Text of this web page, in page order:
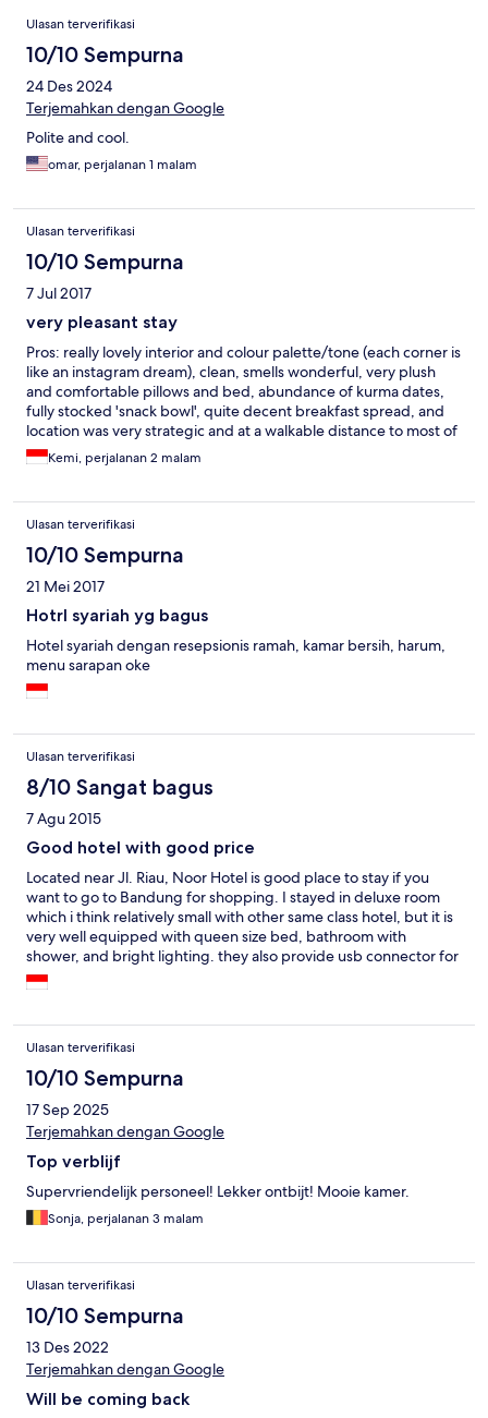
Ulasan
Ulasan terverifikasi
10/10 Sempurna
24 Des 2024
Terjemahkan dengan Google
Polite and cool.
omar, perjalanan 1 malam
Ulasan terverifikasi
10/10 Sempurna
7 Jul 2017
very pleasant stay
Pros: really lovely interior and colour palette/tone (each corner is
like an instagram dream), clean, smells wonderful, very plush
and comfortable pillows and bed, abundance of kurma dates,
fully stocked 'snack bowl', quite decent breakfast spread, and
location was very strategic and at a walkable distance to most of
the spots in Jl Riau. Cons: not much to say really - perhaps just
that the rooms aren't as spacious as some other hotels (but it is a
Kemi, perjalanan 2 malam
Ulasan terverifikasi
10/10 Sempurna
21 Mei 2017
Hotrl syariah yg bagus
Hotel syariah dengan resepsionis ramah, kamar bersih, harum,
menu sarapan oke
Ulasan terverifikasi
8/10 Sangat bagus
7 Agu 2015
Good hotel with good price
Located near Jl. Riau, Noor Hotel is good place to stay if you
want to go to Bandung for shopping. I stayed in deluxe room
which i think relatively small with other same class hotel, but it is
very well equipped with queen size bed, bathroom with
shower, and bright lighting. they also provide usb connector for
you to charge your gadget. The room is clean, and they give
comfy fragrance for the isle. Breakfast variety in my opinion is
Ulasan terverifikasi
10/10 Sempurna
17 Sep 2025
Terjemahkan dengan Google
Top verblijf
Supervriendelijk personeel! Lekker ontbijt! Mooie kamer.
Sonja, perjalanan 3 malam
Ulasan terverifikasi
10/10 Sempurna
13 Des 2022
Terjemahkan dengan Google
Will be coming back